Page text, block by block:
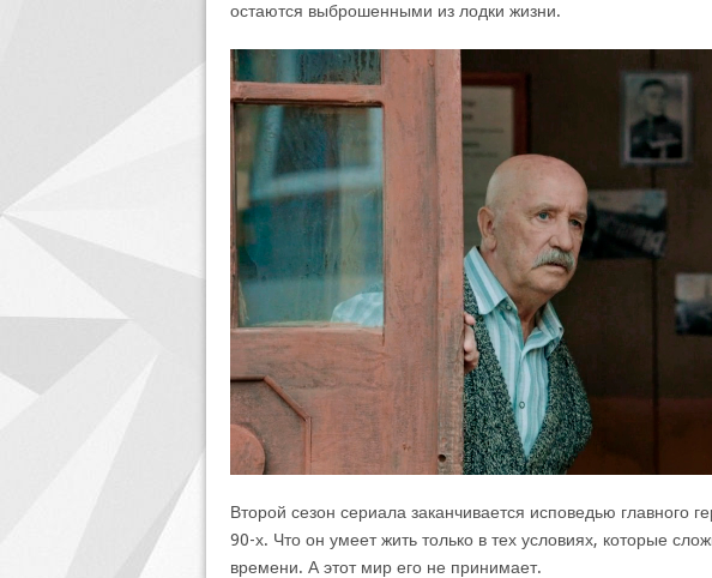
остаются выброшенными из лодки жизни.
Второй сезон сериала заканчивается исповедью главного
90-х. Что он умеет жить только в тех условиях, которые
времени. А этот мир его не принимает.